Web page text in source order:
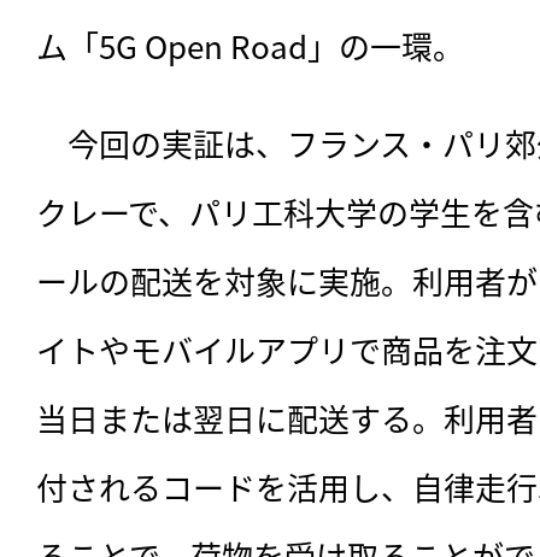
ム「5G Open Road」の一環。
今回の実証は、フランス・パリ
クレーで、パリ工科大学の学生を
ールの配送を対象に実施。利用者
イトやモバイルアプリで商品を注
当日または翌日に配送する。利用
付されるコードを活用し、自律走